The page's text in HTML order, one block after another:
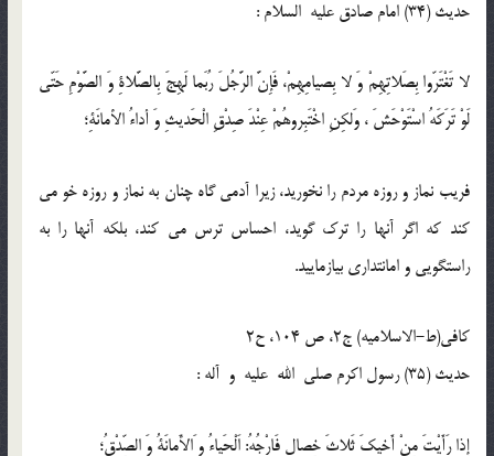
حدیث (34) امام صادق عليه السلام :
لا تَغْتَرّوا بِصَلاتِهِمْ وَ لا بِصيامِهِمْ، فَإِنَّ الرَّجُلَ رُبَما لَهِجَ بِالصَّلاةِ وَ الصَّوْمِ حَتّى
لَوْ تَرَكَهُ اسْتَوْحَشَ ، وَلكِنِ اخْتَبِروهُمْ عِنْدَ صِدْقِ الْحَديثِ وَ أداءُ الأمانَةِ؛
فريب نماز و روزه مردم را نخوريد، زيرا آدمى گاه چنان به نماز و روزه خو مى
كند كه اگر آنها را ترك گويد، احساس ترس مى كند، بلكه آنها را به
راستگويى و امانتدارى بيازماييد.
كافى(ط-الاسلامیه) ج2، ص 104، ح2
حدیث (35) رسول اكرم صلى الله عليه و آله :
إِذا رَأَيْتَ مِنْ أَخيكَ ثَلاثَ خِصالٍ فَارْجُهُ: اَلْحَياءُ و َالأَمانَةُ وَ الصِّدْقُ؛